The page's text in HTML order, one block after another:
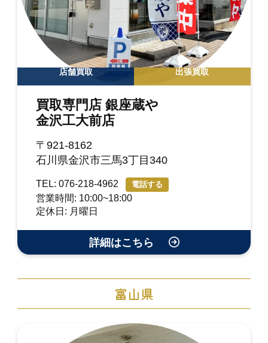
店舗買取 出張買取
買取専門店 銀座蔵や
金沢工大前店
〒921-8162
石川県金沢市三馬3丁目340
TEL: 076-218-4962 電話する
営業時間: 10:00~18:00
定休日: 月曜日
詳細はこちら
富山県